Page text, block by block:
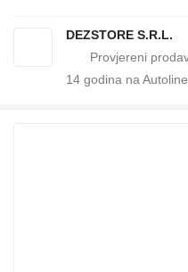
DEZSTORE S.R.L.
14 godina na Autoline